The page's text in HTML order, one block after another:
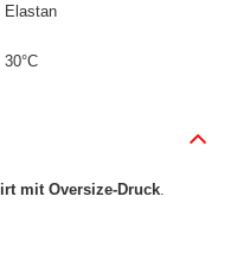
Elastan
mit Oversize-Druck